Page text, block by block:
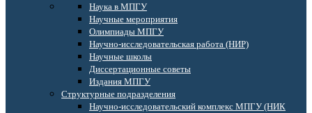
Наука в МПГУ
Научные мероприятия
Олимпиады МПГУ
Научно-исследовательская работа (НИР)
Научные школы
Диссертационные советы
Издания МПГУ
Структурные подразделения
Научно-исследовательский комплекс МПГУ (НИК